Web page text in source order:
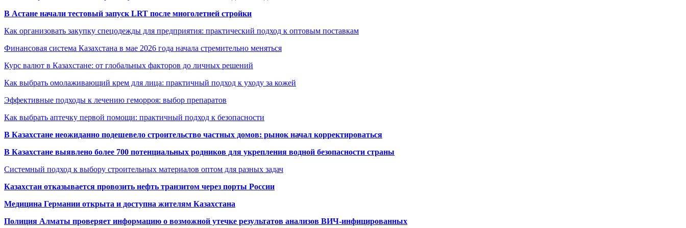
В Астане начали тестовый запуск LRT после многолетней стройки
Как организовать закупку спецодежды для предприятия: практический подход к оптовым поставкам
Финансовая система Казахстана в мае 2026 года начала стремительно меняться
Курс валют в Казахстане: от глобальных факторов до личных решений
Как выбрать омолаживающий крем для лица: практичный подход к уходу за кожей
Эффективные подходы к лечению геморроя: выбор препаратов
Как выбрать аптечку первой помощи: практичный подход к безопасности
В Казахстане неожиданно подешевело строительство частных домов: рынок начал корректироваться
В Казахстане выявлено более 700 потенциальных родников для укрепления водной безопасности страны
Системный подход к выбору строительных материалов оптом для разных задач
Казахстан отказывается провозить нефть транзитом через порты России
Медицина Германии открыта и доступна жителям Казахстана
Полиция Алматы проверяет информацию о возможной утечке результатов анализов ВИЧ-инфицированных